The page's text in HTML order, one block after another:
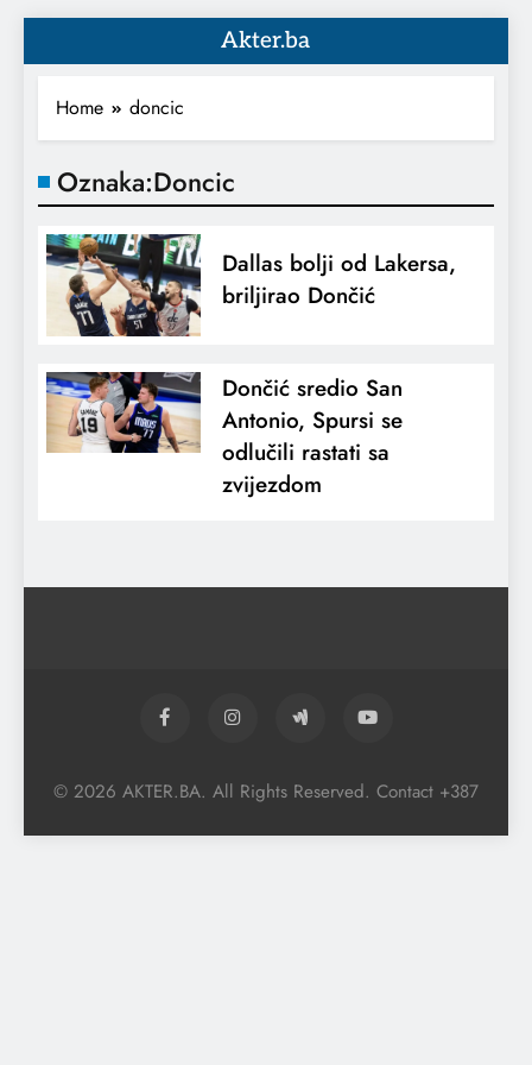
Akter.ba
Home doncic
Oznaka:Doncic
Dallas bolji od Lakersa,
briljirao Dončić
Dončić sredio San
Antonio, Spursi se
odlučili rastati sa
zvijezdom
© 2026 AKTER.BA. All Rights Reserved. Contact +387